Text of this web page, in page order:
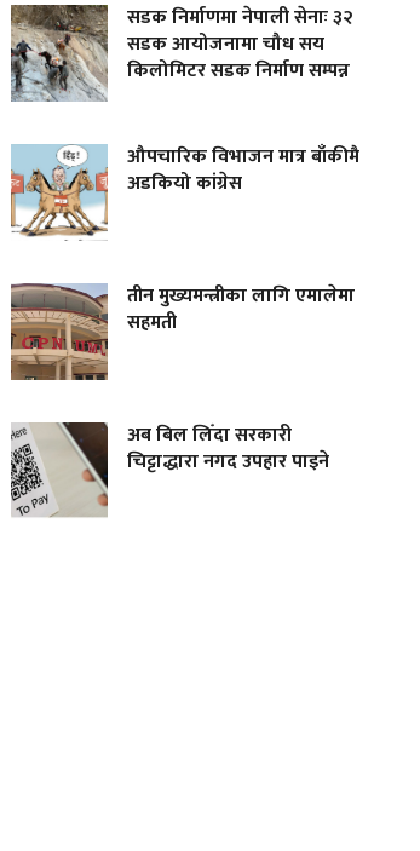
सडक निर्माणमा नेपाली सेनाः ३२
सडक आयोजनामा चौध सय
किलोमिटर सडक निर्माण सम्पन्न
औपचारिक विभाजन मात्र बाँकीमै
अडकियो कांग्रेस
तीन मुख्यमन्त्रीका लागि एमालेमा
सहमती
अब बिल लिँदा सरकारी
चिट्टाद्धारा नगद उपहार पाइने